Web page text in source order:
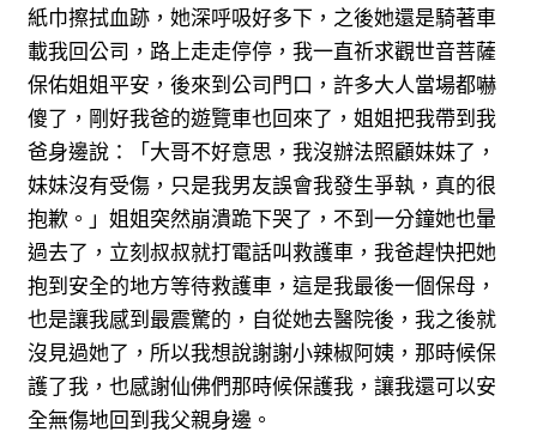
紙巾擦拭血跡，她深呼吸好多下，之後她還是騎著車
載我回公司，路上走走停停，我一直祈求觀世音菩薩
保佑姐姐平安，後來到公司門口，許多大人當場都嚇
傻了，剛好我爸的遊覽車也回來了，姐姐把我帶到我
爸身邊說：「大哥不好意思，我沒辦法照顧妹妹了，
妹妹沒有受傷，只是我男友誤會我發生爭執，真的很
抱歉。」姐姐突然崩潰跪下哭了，不到一分鐘她也暈
過去了，立刻叔叔就打電話叫救護車，我爸趕快把她
抱到安全的地方等待救護車，這是我最後一個保母，
也是讓我感到最震驚的，自從她去醫院後，我之後就
沒見過她了，所以我想說謝謝小辣椒阿姨，那時候保
護了我，也感謝仙佛們那時候保護我，讓我還可以安
全無傷地回到我父親身邊。